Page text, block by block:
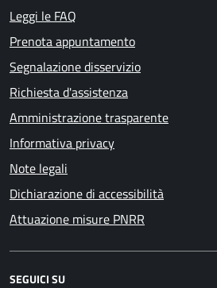
Leggi le FAQ
Prenota appuntamento
Segnalazione disservizio
Richiesta d'assistenza
Amministrazione trasparente
Informativa privacy
Note legali
Dichiarazione di accessibilità
Attuazione misure PNRR
SEGUICI SU